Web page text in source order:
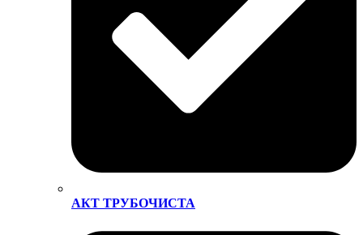
АКТ ТРУБОЧИСТА